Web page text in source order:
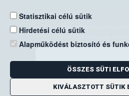
Statisztikai célú sütik
Hirdetési célú sütik
Alapműködést biztosító és
ÖSSZES SÜTI
KIVÁLASZTOTT SÜTIK
Nemzeti Élelmiszerlánc-
Levelezési cím: 1525
E-mail:
Zöld szám: 06-80/
Telefon: 06-1/